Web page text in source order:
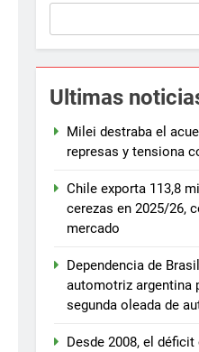
Ultimas
Milei destraba el
represas y tensiona
Chile exporta 113,8
cerezas en 2025/26,
mercado
Dependencia de
automotriz argentina
segunda oleada de
Desde 2008, el